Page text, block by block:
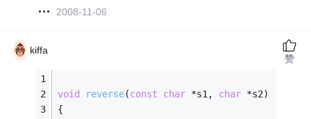
2008-11-06
kiffa
void reverse(const char *s1, char *s2)
{
赞